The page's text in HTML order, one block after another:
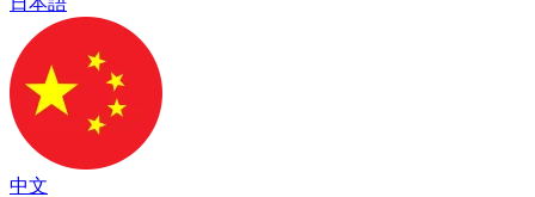
中文